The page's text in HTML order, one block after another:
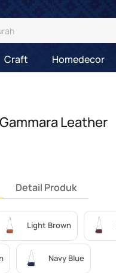
Craft Homedecor
Leather
Detail Produk
Light Brown
Navy Blue